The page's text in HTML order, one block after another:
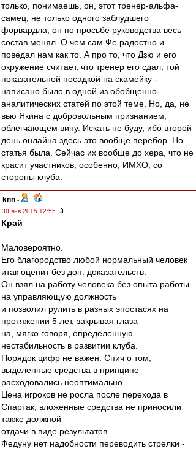
только, понимаешь, он, этот тренер-альфа-
самец, не только одного заблудшего
форвардла, он по просьбе руководства весь
состав менял. О чем сам Фе радостно и
поведал нам как то. А про то, что Дзю и его
окружение считает, что тренер его сдал, той
показательной посадкой на скамейку -
написано было в одной из обобщенно-
аналитических статей по этой теме. Но, да, не
вью Якина с добровольным признанием,
облегчающем вину. Искать не буду, ибо второй
день онлайна здесь это вообще перебор. Но
статья была. Сейчас их вообще до хера, что не
красит участников, особенно, ИМХО, со
стороны клуба.
knn -
30 янв 2015 12:55
Край
Маловероятно.
Его благородство любой нормальный человек
итак оценит без доп. доказательств.
Он взял на работу человека без опыта работы
на управляющую должность
и позволил рулить в разных эпостасях на
протяжении 5 лет, закрывая глаза
на, мягко говоря, определенную
нестабильность в развитии клуба.
Порядок цифр не важен. Спич о том,
выделенные средства в принципе
расходовались неоптимально.
Цена игроков не росла после перехода в
Спартак, вложенные средства не приносили
также должной
отдачи в виде результатов.
Федуну нет надобности переводить стрелки -